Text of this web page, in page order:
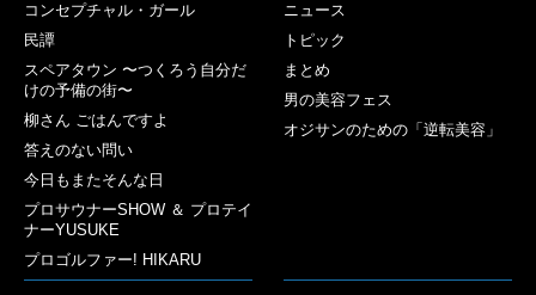
コンセプチャル・ガール
民譚
スペアタウン 〜つくろう自分だ
けの予備の街〜
柳さん ごはんですよ
答えのない問い
今日もまたそんな日
プロサウナーSHOW ＆ プロテイ
ナーYUSUKE
プロゴルファー! HIKARU
ニュース
トピック
まとめ
男の美容フェス
オジサンのための「逆転美容」